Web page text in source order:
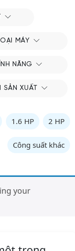
MÁY
NĂNG
SẢN XUẤT
1.6 HP 2 HP
Công suất khác
your